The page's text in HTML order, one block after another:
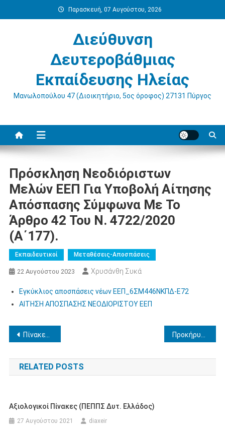
στο
Παρασκευή, 07 Αυγούστου, 2026
Διεύθυνση
Δευτεροβάθμιας
Εκπαίδευσης Ηλείας
Μανωλοπούλου 47 (Διοικητήριο, 5ος όροφος) 27131 Πύργος
Πρόσκληση Νεοδιόριστων
Μελών ΕΕΠ Για Υποβολή Αίτησης
Απόσπασης Σύμφωνα Με Το
Άρθρο 42 Του Ν. 4722/2020
(Α΄177).
Εκπαιδευτικοί Μεταθέσεις-Αποσπάσεις
22 Αυγούστου 2023 Χρυσάνθη Συκά
Εγκύκλιος αποσπάσεις νέων ΕΕΠ_6ΣΜ446ΝΚΠΔ-Ε72
ΑΙΤΗΣΗ ΑΠΟΣΠΑΣΗΣ ΝΕΟΔΙΟΡΙΣΤΟΥ ΕΕΠ
Πλοήγηση
άρθρων
Πίνακες δεκτών/μη δεκτών υποψηφίων στη διαδικασία επιλογής πλήρωσης κενών θέσεων Δ/ντών σχολικών μονάδων Δ.Ε. Ηλείας
RELATED POSTS
Αξιολογικοί Πίνακες (ΠΕΠΠΣ Δυτ. Ελλάδος)
27 Αυγούστου 2021 diaxeir